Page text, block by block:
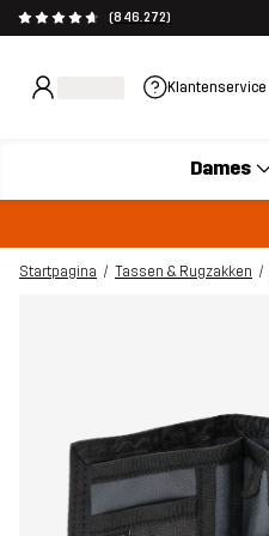
(846.272)
Klantenservice
Dames
Startpagina Tassen & Rugzakken